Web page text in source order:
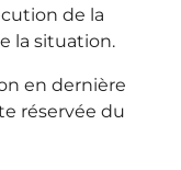
de la
la situation.
en dernière
réservée du